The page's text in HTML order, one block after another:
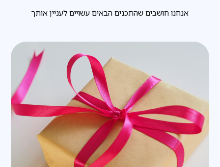
אנחנו חושבים שהתכנים הבאים עשויים לעניין אותך